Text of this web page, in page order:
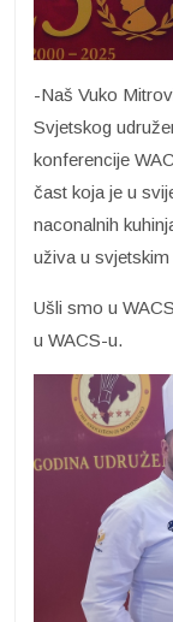
-Naš Vuko
Svjetskog
konferencije
čast koja je u
naconalnih
uživa u
Ušli smo u
u WACS-u.